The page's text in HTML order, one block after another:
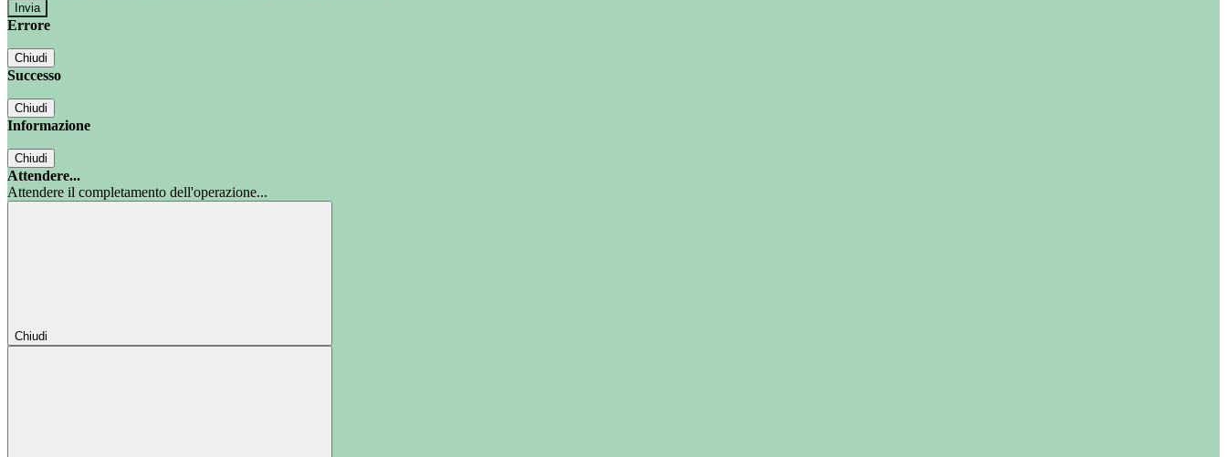
Errore
Chiudi
Successo
Chiudi
Informazione
Chiudi
Attendere...
Attendere il completamento dell'operazione...
Chiudi